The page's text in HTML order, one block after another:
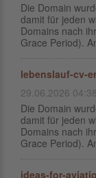
Die Domain
damit für jeden
Domains nach
Grace Period).
lebenslauf-cv-
29.06.2026 04:38
Die Domain
damit für jeden
Domains nach
Grace Period).
ideas-for-